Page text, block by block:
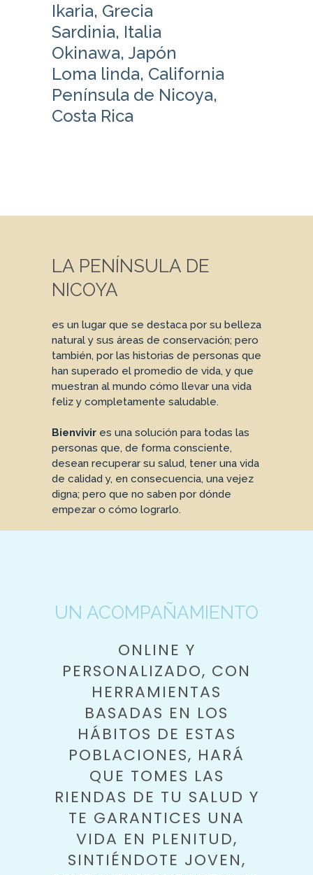
Ikaria, Grecia
Sardinia, Italia
Okinawa, Japón
Loma linda, California
Península de Nicoya,
Costa Rica
LA PENÍNSULA DE
NICOYA
es un lugar que se destaca por su belleza
natural y sus áreas de conservación; pero
también, por las historias de personas que
han superado el promedio de vida, y que
muestran al mundo cómo llevar una vida
feliz y completamente saludable.
Bienvivir es una solución para todas las
personas que, de forma consciente,
desean recuperar su salud, tener una vida
de calidad y, en consecuencia, una vejez
digna; pero que no saben por dónde
empezar o cómo lograrlo.
UN ACOMPAÑAMIENTO
ONLINE Y
PERSONALIZADO, CON
HERRAMIENTAS
BASADAS EN LOS
HÁBITOS DE ESTAS
POBLACIONES, HARÁ
QUE TOMES LAS
RIENDAS DE TU SALUD Y
TE GARANTICES UNA
VIDA EN PLENITUD,
SINTIÉNDOTE JOVEN,